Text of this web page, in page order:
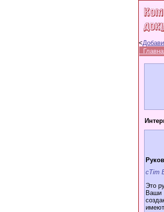
<
cTim
Это
Ваши